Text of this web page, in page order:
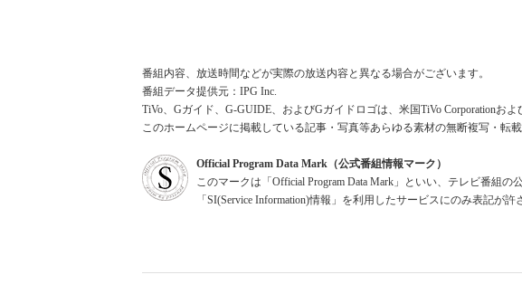
番組内容、放送時間などが実際の放送内容と異なる場合がございます。
番組データ提供元：IPG Inc.
TiVo、Gガイド、G-GUIDE、およびGガイドロゴは、米国TiVo Corporationお
このホームページに掲載している記事・写真等あらゆる素材の無断複写・転載
Official Program Data Mark（公式番組情報マーク）
このマークは「Official Program Data Mark」といい、テレビ番組の
「SI(Service Information)情報」を利用したサービスにのみ表記が許